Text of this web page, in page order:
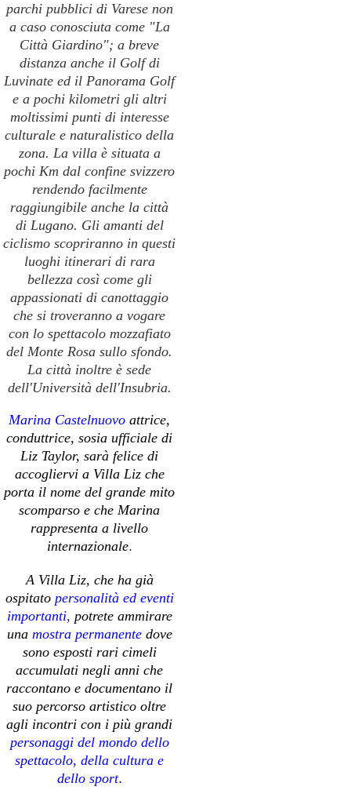
parchi pubblici di Varese non
a caso conosciuta come "La
Città Giardino"; a breve
distanza anche il Golf di
Luvinate ed ilPanorama Golf
e apochi kilometri gli altri
moltissimi punti di interesse
culturale e naturalistico della
zona. La villa è situata a
pochi Km dal confine svizzero
rendendo facilmente
raggiungibile anche la città
di Lugano. Gli amanti del
ciclismo scopriranno in questi
luoghi itinerari di rara
bellezza così come gli
appassionati dicanottaggio
che si troveranno a vogare
con lo spettacolo mozzafiato
del Monte Rosa sullo sfondo.
La città inoltre è sede
dell'Università dell'Insubria.
Marina Castelnuovo attrice,
conduttrice, sosia ufficiale di
Liz Taylor, sarà felice di
accogliervi a Villa Liz che
porta il nome del grande mito
scomparso e che Marina
rappresenta a livello
internazionale.
A Villa Liz, che ha già
ospitato personalità ed eventi
importanti, potrete ammirare
una mostra permanente dove
sono esposti rari cimeli
accumulati negli anni che
raccontano e documentano il
suo percorso artistico oltre
agli incontri con i più grandi
personaggi del mondo dello
spettacolo, della cultura e
dello sport.